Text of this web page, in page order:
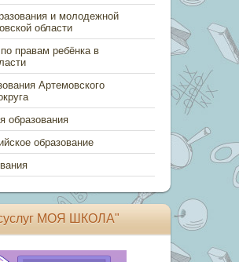
и молодежной
области
правам ребёнка в
Артемовского
образования
образование
МОЯ ШКОЛА"